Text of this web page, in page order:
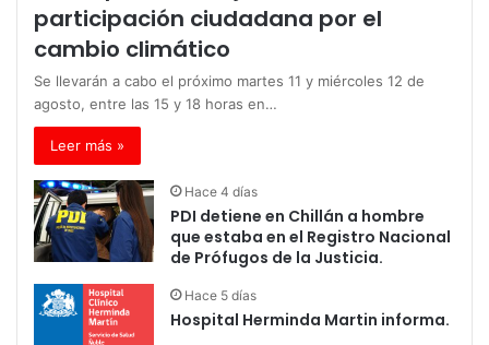
participación ciudadana por el
cambio climático
Se llevarán a cabo el próximo martes 11 y miércoles 12 de
agosto, entre las 15 y 18 horas en…
Leer más »
Hace 4 días
PDI detiene en Chillán a hombre
que estaba en el Registro Nacional
de Prófugos de la Justicia.
Hace 5 días
Hospital Herminda Martin informa.